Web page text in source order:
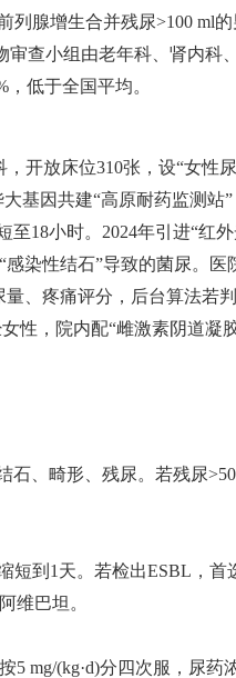
列腺增生合并残尿>100 ml
查小组由老年科、肾内科
低于全国平均。
开放床位310张，设“女性
基因共建“高原耐药监测站
至18小时。2024年引进“红
染性结石”导致的菌尿。医
、疼痛评分，后台算法若
性，院内配“雌激素阴道凝
、畸形、残尿。若残尿
到1天。若检出ESBL，首
维巴坦。
mg/(kg·d)分四次服，尿药